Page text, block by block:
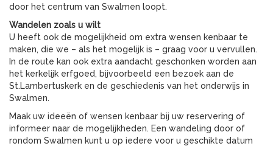
door het centrum van Swalmen loopt.
Wandelen zoals u wilt
U heeft ook de mogelijkheid om extra wensen kenbaar te
maken, die we – als het mogelijk is – graag voor u vervullen.
In de route kan ook extra aandacht geschonken worden aan
het kerkelijk erfgoed, bijvoorbeeld een bezoek aan de
St.Lambertuskerk en de geschiedenis van het onderwijs in
Swalmen.
Maak uw ideeën of wensen kenbaar bij uw reservering of
informeer naar de mogelijkheden. Een wandeling door of
rondom Swalmen kunt u op iedere voor u geschikte datum